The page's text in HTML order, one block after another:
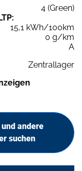
4 (Green)
15,1 kWh/100km
0 g/km
A
Zentrallager
andere
suchen